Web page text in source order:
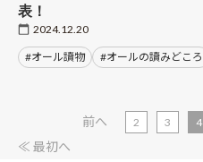
表！
2024.12.20
#オール讀物 #オールの讀みどころ
≪ 最初へ
前へ 2 3 4